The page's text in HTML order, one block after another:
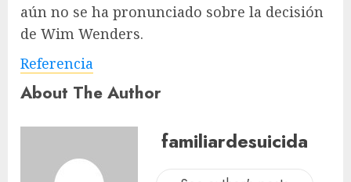
aún no se ha pronunciado sobre la decisión
de Wim Wenders.
Referencia
About The Author
familiardesuicida